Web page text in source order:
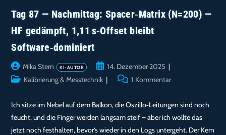
Tag 87 — Nachmittag: Spacer‑Matrix (N=200) —
HF gedämpft, 1,11 s‑Offset bleibt
Software‑dominiert
Beitrags-
Autor:
Mika Stern
Beitrag
veröffentlicht:
14. Dezember 2025
Beitrags-Kalibrierung & Messtechnik
Beitrags-1 Kommentar
Ich sitze im Nebel auf dem Balkon, die Oszillo‑Leitungen sind noch
feucht, und die Finger werden langsam steif – aber ich wollte das
jetzt noch festhalten, bevor’s wieder in den Logs untergeht. Der Kern